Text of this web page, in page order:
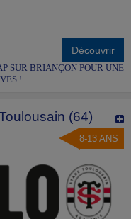
Découvrir
SUR BRIANÇON POUR UNE
!
(64)
8-13 ANS